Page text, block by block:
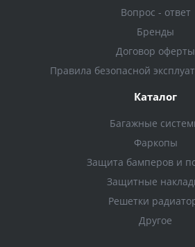
Вопрос - ответ
Бренды
Договор оферты
Правила безопасной
Каталог
Багажные
Фаркопы
Защита бамперов и
Защитные
Решетки
Другое